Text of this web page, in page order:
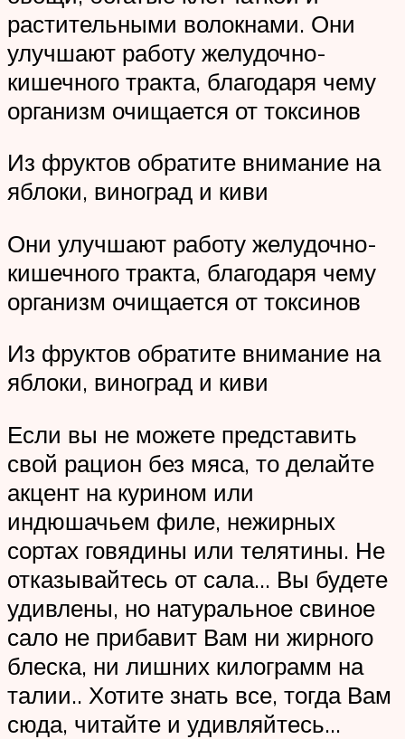
растительными волокнами. Они
улучшают работу желудочно-
кишечного тракта, благодаря чему
организм очищается от токсинов
Из фруктов обратите внимание на
яблоки, виноград и киви
Они улучшают работу желудочно-
кишечного тракта, благодаря чему
организм очищается от токсинов
Из фруктов обратите внимание на
яблоки, виноград и киви
Если вы не можете представить
свой рацион без мяса, то делайте
акцент на курином или
индюшачьем филе, нежирных
сортах говядины или телятины. Не
отказывайтесь от сала… Вы будете
удивлены, но натуральное свиное
сало не прибавит Вам ни жирного
блеска, ни лишних килограмм на
талии.. Хотите знать все, тогда Вам
сюда, читайте и удивляйтесь…